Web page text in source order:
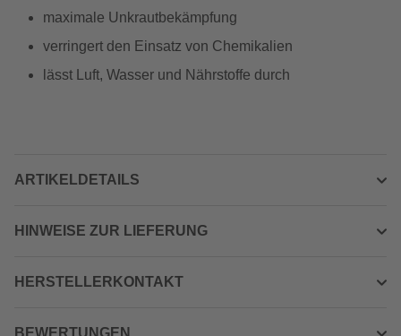
maximale Unkrautbekämpfung
verringert den Einsatz von Chemikalien
lässt Luft, Wasser und Nährstoffe durch
ARTIKELDETAILS
HINWEISE ZUR LIEFERUNG
HERSTELLERKONTAKT
BEWERTUNGEN